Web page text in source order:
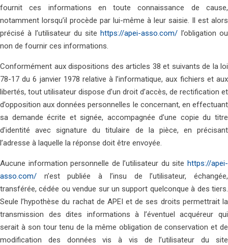
fournit ces informations en toute connaissance de cause,
notamment lorsqu’il procède par lui-même à leur saisie. Il est alors
précisé à l’utilisateur du sitehttps://apei-asso.com/ l’obligation ou
non de fournir ces informations.
Conformément aux dispositions des articles 38 et suivants de la loi
78-17 du 6 janvier 1978 relative à l’informatique, aux fichiers et aux
libertés, tout utilisateur dispose d’un droit d’accès, de rectification et
d’opposition aux données personnelles le concernant, en effectuant
sa demande écrite et signée, accompagnée d’une copie du titre
d’identité avec signature du titulaire de la pièce, en précisant
l’adresse à laquelle la réponse doit être envoyée.
Aucune information personnelle de l’utilisateur du site https://apei-
asso.com/ n’est publiée à l’insu de l’utilisateur, échangée,
transférée, cédée ou vendue sur un support quelconque à des tiers.
Seule l’hypothèse du rachat de APEI et de ses droits permettrait la
transmission des dites informations à l’éventuel acquéreur qui
serait à son tour tenu de la même obligation de conservation et de
modification des données vis à vis de l’utilisateur du site